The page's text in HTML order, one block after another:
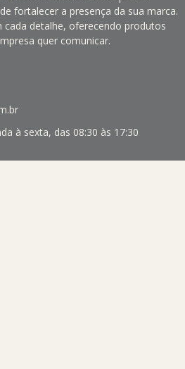
fortalecer a presença da sua marca.
cada detalhe, oferecendo produtos
quer comunicar.
à sexta, das 08:30 às 17:30